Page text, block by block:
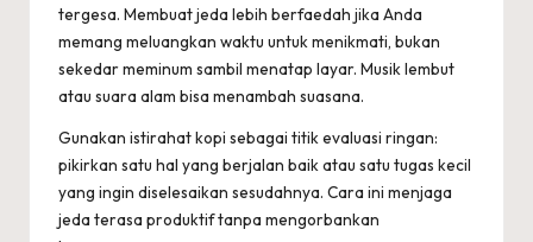
tergesa. Membuat jeda lebih berfaedah jika Anda
memang meluangkan waktu untuk menikmati, bukan
sekedar meminum sambil menatap layar. Musik lembut
atau suara alam bisa menambah suasana.
Gunakan istirahat kopi sebagai titik evaluasi ringan:
pikirkan satu hal yang berjalan baik atau satu tugas kecil
yang ingin diselesaikan sesudahnya. Cara ini menjaga
jeda terasa produktif tanpa mengorbankan